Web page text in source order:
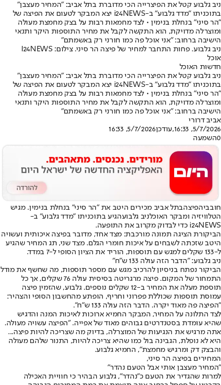
ניב גלבוע קטל את הפיצרייה הכי מדוברת בתל אביב: "המחיר מעצבן"
בתוכניתו "מדד גלבוע" ב-i24NEWS יצא המבקר לטעום את הפיצה של
"הר סיני" בנחלת בנימין • לצד מחמאות רבות על בצק מחמצת מעולה
ומוצרלה מדויקת, הוא התקשה לקבל את מחיר התוספות היקר ותנאי
הישיבה ברחוב: "אני אוכל פה כמו חורני רק באשמתם"
ניב גלבוע. פחות התחבר למחיר של פיצה הר סיני. צילום: I24NEWS
אוכל
חדשות האוכל
ניב גלבוע קטל את הפיצרייה הכי מדוברת בתל אביב: "המחיר מעצבן"
בתוכניתו "מדד גלבוע" ב-i24NEWS יצא המבקר לטעום את הפיצה של
"הר סיני" בנחלת בנימין • לצד מחמאות רבות על בצק מחמצת מעולה
ומוצרלה מדויקת, הוא התקשה לקבל את מחיר התוספות היקר ותנאי
הישיבה ברחוב: "אני אוכל פה כמו חורני רק באשמתם"
אביב דרורי
5/7/2026, 16:33
,עודכן5/7/2026, 16:33
0השמעה
חובביהפיצהבתל אביב מכירים היטב את "הר סיני" בנחלת בנימין. מגיש
הטלוויזיה ומבקר האוכלניב גלבועהגיע בתוכניתו "מדד גלבוע" ב-
i24NEWS כדי לבדוק מקרוב את התופעה.
הביקורת הציגה תמונה מורכבת: מצד אחד, מדובר בפיצה איכותית ועשויה
היטב שזכתה לשבחים על איכות חומרי הגלם. מצד שני, תג המחיר שהגיע
ל-133 שקלים למגש עם תוספות, הוריד את הציון הסופי ל-7 במדד.
ניב גלבוע: "הדבר הזה עולה 133 ש"ח"
הביקור נפתח בניסיון להרכיב מגש עם מספר תוספות, מה שחשף את מודל
התמחור של המקום. פיצה מרגריטה בסיסית עולה 76 שקלים, אך כל
תוספת מעלה את המחיר ב-12 שקלים נוספים. גלבוע, שהזמין פיצה
עמוסת תוספות שכוללת פפרוני וחריף, הופתע מהחשבון הסופי והצהיר:
"הפיצה פה מאוד יקרה. הדבר הזה עולה 133 ש"ח".
לצד התלונה על המחיר, המבקר החמיא ארוכות לאיכות המנה והדגיש
שהיא עומדת בסטנדרטים גבוהים מאוד של אפייה. "הפיצה עשויה מעולה.
אתה מרגיש את הנגיעות של המוצרלה, בדיוק מה שצריכה להיות פיצה...
היא לא נופלת, הגבינה בול כמו שהיא צריכה להיות, התנור שלהם מעולה
והבצק דק ומרגיש מחמצת", החמיא גלבוע.
המחירים בפיצה הר סיני,
"המחיר מעצבן אותי אבל הטעם נהדר"
למרות שהגדיר את הטעם כ"נהדר", גלבוע הבהיר כי חוויית האכילה